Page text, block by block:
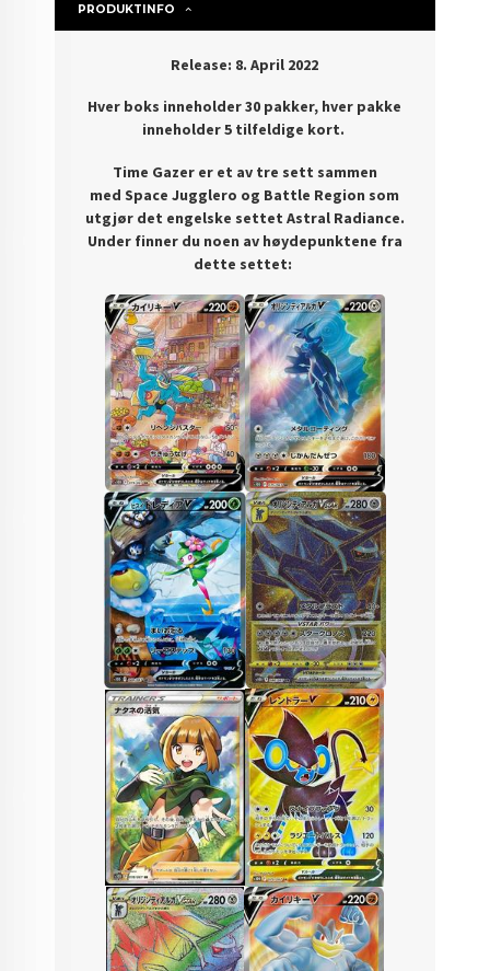
PRODUKTINFO
Release: 8. April 2022
Hver boks inneholder 30 pakker, hver pakke
inneholder 5 tilfeldige kort.
Time Gazer er et av tre sett sammen
med Space Jugglero og Battle Region som
utgjør det engelske settet Astral Radiance.
Under finner du noen av høydepunktene fra
dette settet: